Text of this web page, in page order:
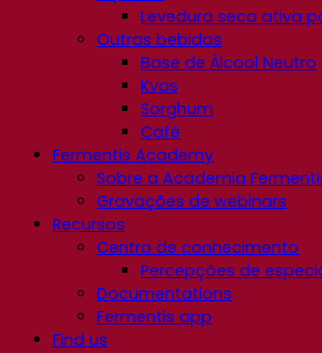
Levedura seca ativa
Outras bebidas
Base de Álcool Neutro
Kvas
Sorghum
Café
Fermentis Academy
Sobre a Academia
Gravações de webinars
Recursos
Centro de conhecimento
Percepções de
Documentations
Fermentis app
Find us